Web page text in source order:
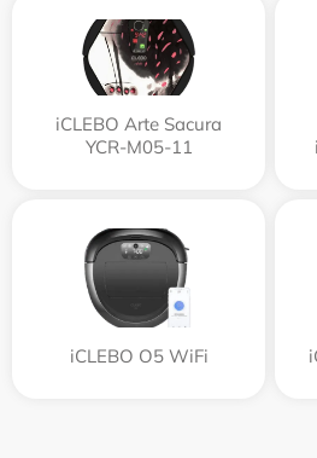
iCLEBO Arte Sacura
YCR-M05-11
iCLEBO O5 WiFi